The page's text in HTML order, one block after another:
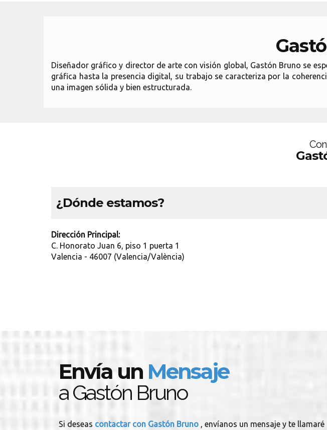
Diseñador gráfico y director de arte con visión global, Gastón Bruno se
gráfica hasta la presencia digital, su trabajo se caracteriza por la
una imagen sólida y bien estructurada.
¿Dónde estamos?
Dirección Principal:
C. Honorato Juan 6, piso 1 puerta 1
Valencia - 46007 (Valencia/València)
Envía un Mensaje
a Gastón Bruno
Si deseas contactar con Gastón Bruno , envíanos un mensaje y te llamaré